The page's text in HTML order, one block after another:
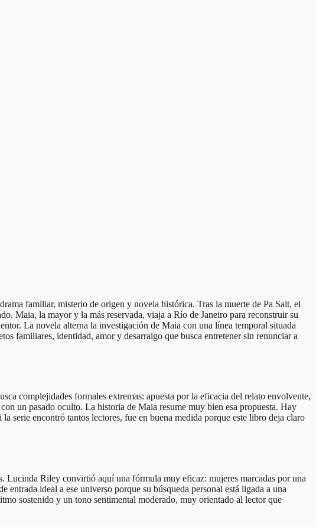
familiar, misterio de origen y novela histórica. Tras la muerte de Pa Salt, el
Maia, la mayor y la más reservada, viaja a Río de Janeiro para reconstruir su
La novela alterna la investigación de Maia con una línea temporal situada
familiares, identidad, amor y desarraigo que busca entretener sin renunciar a
complejidades formales extremas: apuesta por la eficacia del relato envolvente,
un pasado oculto. La historia de Maia resume muy bien esa propuesta. Hay
serie encontró tantos lectores, fue en buena medida porque este libro deja claro
Lucinda Riley convirtió aquí una fórmula muy eficaz: mujeres marcadas por una
ideal a ese universo porque su búsqueda personal está ligada a una
sostenido y un tono sentimental moderado, muy orientado al lector que